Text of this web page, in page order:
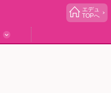
エデュ
TOPへ